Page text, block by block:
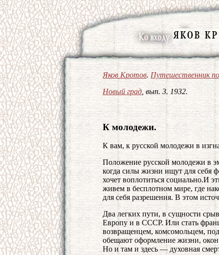
Яков Кротов. Путешественник
Новый град , вып. 3. 1932.
К молодежи.
К вам, к русской молодежи в
Положение русской молодежи в
когда силы жизни ищут для себя
хочет воплотиться социально.И
живем в бесплотном мире, где
для себя разрешения. В этом
Два легких пути, в сущности
Европу и в СССР. Или стать
возвращенцем, комсомольцем,
обещают оформление жизни,
Но и там и здесь — духовная